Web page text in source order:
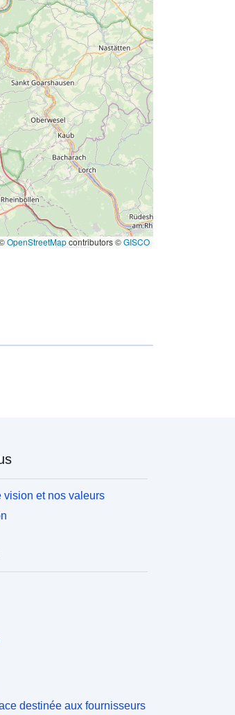
OpenStreetMapcontributors ©GISCO
vision et nos valeurs
destinée aux fournisseurs